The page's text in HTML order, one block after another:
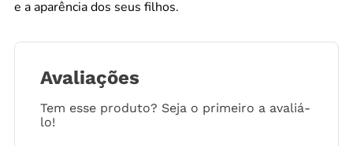
e a aparência dos seus filhos.
Avaliações
Tem esse produto? Seja o primeiro a avaliá-
lo!